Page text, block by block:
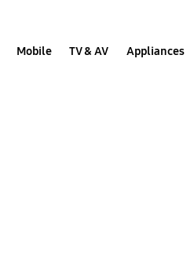
Mobile TV & AV Appliances